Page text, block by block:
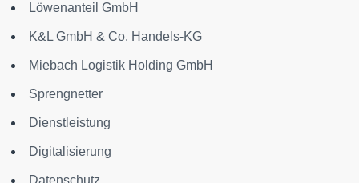
Löwenanteil GmbH
K&L GmbH & Co. Handels-KG
Miebach Logistik Holding GmbH
Sprengnetter
Dienstleistung
Digitalisierung
Datenschutz